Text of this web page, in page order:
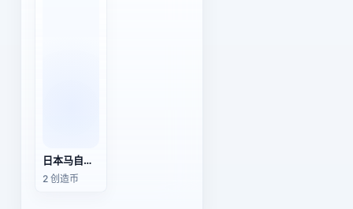
日本马自达323轿车
2 创造币